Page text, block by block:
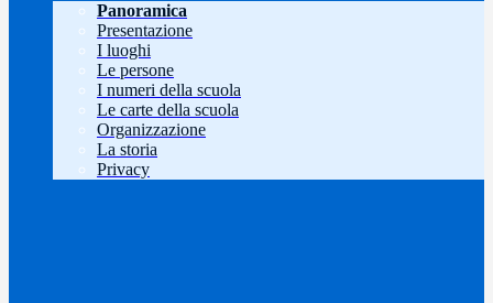
Panoramica
Presentazione
I luoghi
Le persone
I numeri della scuola
Le carte della scuola
Organizzazione
La storia
Privacy